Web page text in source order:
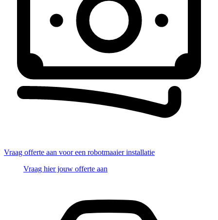
Vraag offerte aan voor een robotmaaier installatie
Vraag hier jouw offerte aan